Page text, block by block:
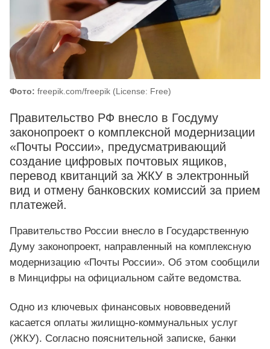
Фото: freepik.com/freepik (License: Free)
Правительство РФ внесло в Госдуму
законопроект о комплексной модернизации
«Почты России», предусматривающий
создание цифровых почтовых ящиков,
перевод квитанций за ЖКУ в электронный
вид и отмену банковских комиссий за прием
платежей.
Правительство России внесло в Государственную
Думу законопроект, направленный на комплексную
модернизацию «Почты России». Об этом сообщили
в Минцифры на официальном сайте ведомства.
Одно из ключевых финансовых нововведений
касается оплаты жилищно-коммунальных услуг
(ЖКУ). Согласно пояснительной записке, банки